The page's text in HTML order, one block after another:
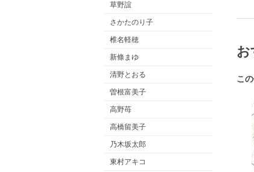
草野誼
さかたのり子
椎名軽穂
新條まゆ
清野とおる
曽根富美子
高野苺
高橋留美子
乃木坂太郎
東村アキコ
お
こ